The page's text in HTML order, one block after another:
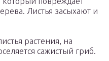
Листья засыхают и
растения, на
сажистый гриб.